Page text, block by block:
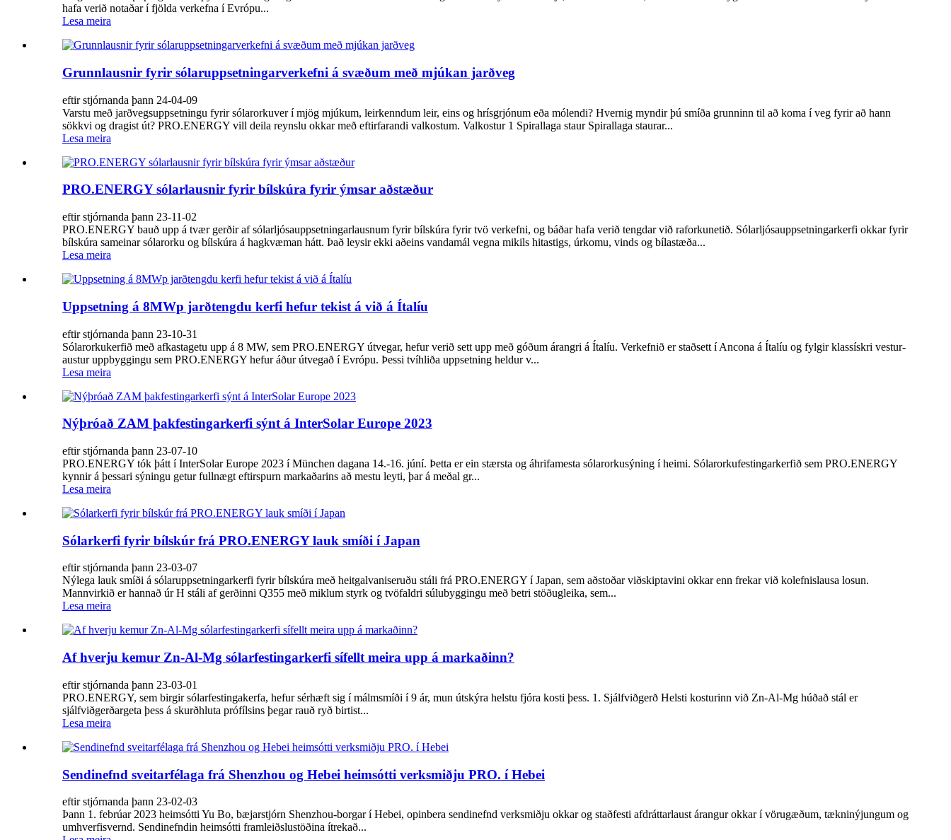
hafa verið notaðar í fjölda verkefna í Evrópu...
Lesa meira
Grunnlausnir fyrir sólaruppsetningarverkefni á svæðum með mjúkan jarðveg
eftir stjórnanda þann 24-04-09
Varstu með jarðvegsuppsetningu fyrir sólarorkuver í mjög mjúkum, leirkenndum leir, eins og hrísgrjónum eða mólendi? Hvernig myndir þú smíða grunninn til að koma í veg fyrir að hann
sökkvi og dragist út? PRO.ENERGY vill deila reynslu okkar með eftirfarandi valkostum. Valkostur 1 Spirallaga staur Spirallaga staurar...
Lesa meira
PRO.ENERGY sólarlausnir fyrir bílskúra fyrir ýmsar aðstæður
eftir stjórnanda þann 23-11-02
PRO.ENERGY bauð upp á tvær gerðir af sólarljósauppsetningarlausnum fyrir bílskúra fyrir tvö verkefni, og báðar hafa verið tengdar við raforkunetið. Sólarljósauppsetningarkerfi okkar fyrir
bílskúra sameinar sólarorku og bílskúra á hagkvæman hátt. Það leysir ekki aðeins vandamál vegna mikils hitastigs, úrkomu, vinds og bílastæða...
Lesa meira
Uppsetning á 8MWp jarðtengdu kerfi hefur tekist á við á Ítalíu
eftir stjórnanda þann 23-10-31
Sólarorkukerfið með afkastagetu upp á 8 MW, sem PRO.ENERGY útvegar, hefur verið sett upp með góðum árangri á Ítalíu. Verkefnið er staðsett í Ancona á Ítalíu og fylgir klassískri vestur-
austur uppbyggingu sem PRO.ENERGY hefur áður útvegað í Evrópu. Þessi tvíhliða uppsetning heldur v...
Lesa meira
Nýþróað ZAM þakfestingarkerfi sýnt á InterSolar Europe 2023
eftir stjórnanda þann 23-07-10
PRO.ENERGY tók þátt í InterSolar Europe 2023 í München dagana 14.-16. júní. Þetta er ein stærsta og áhrifamesta sólarorkusýning í heimi. Sólarorkufestingarkerfið sem PRO.ENERGY
kynnir á þessari sýningu getur fullnægt eftirspurn markaðarins að mestu leyti, þar á meðal gr...
Lesa meira
Sólarkerfi fyrir bílskúr frá PRO.ENERGY lauk smíði í Japan
eftir stjórnanda þann 23-03-07
Nýlega lauk smíði á sólaruppsetningarkerfi fyrir bílskúra með heitgalvaniseruðu stáli frá PRO.ENERGY í Japan, sem aðstoðar viðskiptavini okkar enn frekar við kolefnislausa losun.
Mannvirkið er hannað úr H stáli af gerðinni Q355 með miklum styrk og tvöfaldri súlubyggingu með betri stöðugleika, sem...
Lesa meira
Af hverju kemur Zn-Al-Mg sólarfestingarkerfi sífellt meira upp á markaðinn?
eftir stjórnanda þann 23-03-01
PRO.ENERGY, sem birgir sólarfestingakerfa, hefur sérhæft sig í málmsmíði í 9 ár, mun útskýra helstu fjóra kosti þess. 1. Sjálfviðgerð Helsti kosturinn við Zn-Al-Mg húðað stál er
sjálfviðgerðargeta þess á skurðhluta prófílsins þegar rauð ryð birtist...
Lesa meira
Sendinefnd sveitarfélaga frá Shenzhou og Hebei heimsótti verksmiðju PRO. í Hebei
eftir stjórnanda þann 23-02-03
Þann 1. febrúar 2023 heimsótti Yu Bo, bæjarstjórn Shenzhou-borgar í Hebei, opinbera sendinefnd verksmiðju okkar og staðfesti afdráttarlaust árangur okkar í vörugæðum, tækninýjungum og
umhverfisvernd. Sendinefndin heimsótti framleiðslustöðina ítrekað...